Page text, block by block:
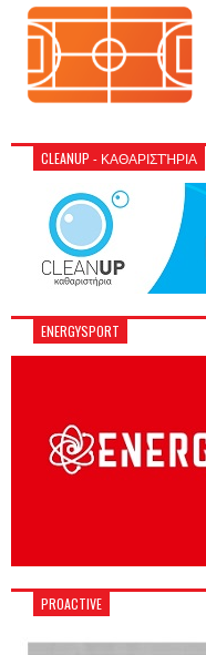
CLEANUP - ΚΑΘΑΡΙΣΤΉΡΙΑ
ENERGYSPORT
PROACTIVE